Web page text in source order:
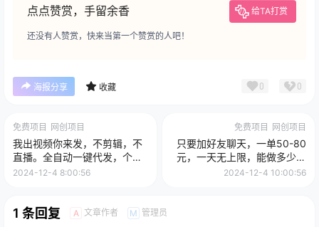
点点赞赏，手留余香 给TA打赏
还没有人赞赏，快来当第一个赞赏的人吧！
海报分享 收藏 0 0
免费项目 网创项目
我出视频你来发，不剪辑，不
直播。全自动一键代发，个位
数播放都有收益！月入5万真
2024-12-4 8:00:56
免费项目 网创项目
只要加好友聊天，一单50-80
元，一天无上限，能做多少看
你懒不懒，无脑操作
2024-12-4 10:00:56
1 条回复 A 文章作者 M 管理员